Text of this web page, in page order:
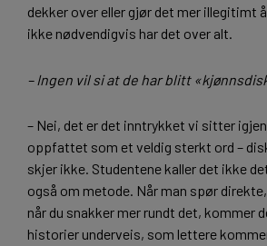
dekker over eller gjør det mer illegitimt
ikke nødvendigvis har det over alt.
– Ingen vil si at de har blitt
– Nei, det er det inntrykket vi sitter
oppfattet som et veldig sterkt ord –
skjer ikke. Studentene kaller det ikke
også om metode. Når man spør
når du snakker mer rundt det, kommer
historier underveis, som lettere